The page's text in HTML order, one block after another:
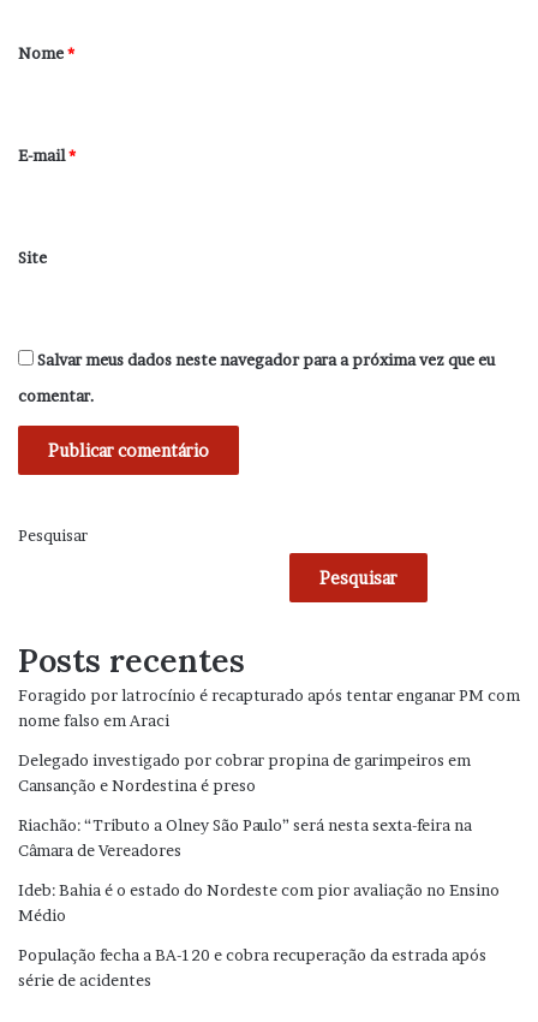
r
*
Nome*
E-mail*
Site
Salvar meus dados neste navegador para a próxima vez que eu
comentar.
Pesquisar
Pesquisar
Posts recentes
Foragido por latrocínio é recapturado após tentar enganar PM com
nome falso em Araci
Delegado investigado por cobrar propina de garimpeiros em
Cansanção e Nordestina é preso
Riachão: “Tributo a Olney São Paulo” será nesta sexta-feira na
Câmara de Vereadores
Ideb: Bahia é o estado do Nordeste com pior avaliação no Ensino
Médio
População fecha a BA-120 e cobra recuperação da estrada após
série de acidentes